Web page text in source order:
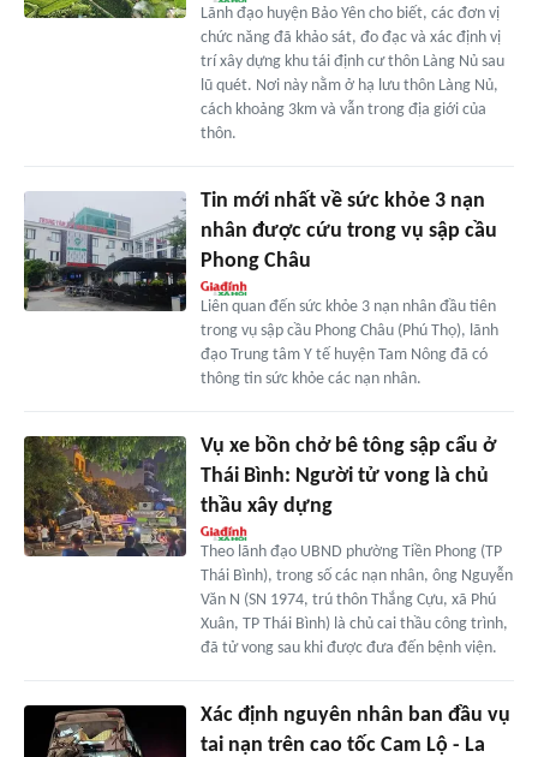
Lãnh đạo huyện Bảo Yên cho biết, các đơn vị
chức năng đã khảo sát, đo đạc và xác định vị
trí xây dựng khu tái định cư thôn Làng Nủ sau
lũ quét. Nơi này nằm ở hạ lưu thôn Làng Nủ,
cách khoảng 3km và vẫn trong địa giới của
thôn.
Tin mới nhất về sức khỏe 3 nạn
nhân được cứu trong vụ sập cầu
Phong Châu
Liên quan đến sức khỏe 3 nạn nhân đầu tiên
trong vụ sập cầu Phong Châu (Phú Thọ), lãnh
đạo Trung tâm Y tế huyện Tam Nông đã có
thông tin sức khỏe các nạn nhân.
Vụ xe bồn chở bê tông sập cẩu ở
Thái Bình: Người tử vong là chủ
thầu xây dựng
Theo lãnh đạo UBND phường Tiền Phong (TP
Thái Bình), trong số các nạn nhân, ông Nguyễn
Văn N (SN 1974, trú thôn Thắng Cựu, xã Phú
Xuân, TP Thái Bình) là chủ cai thầu công trình,
đã tử vong sau khi được đưa đến bệnh viện.
Xác định nguyên nhân ban đầu vụ
tai nạn trên cao tốc Cam Lộ - La